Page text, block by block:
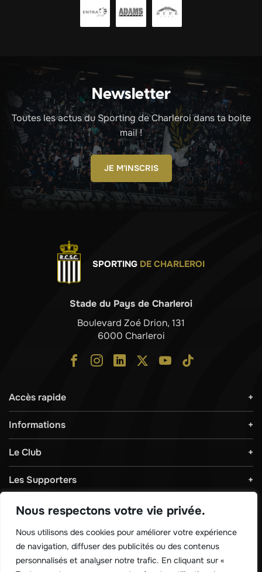
Nous respectons votre vie privée.
Nous utilisons des cookies pour améliorer votre expérience
de navigation, diffuser des publicités ou des contenus
personnalisés et analyser notre trafic. En cliquant sur «
Newsletter
Toutes les actus du Sporting de Charleroi dans ta boite
mail !
JE M'INSCRIS
SPORTING DE CHARLEROI
Stade du Pays de Charleroi
Boulevard Zoé Drion, 131
6000 Charleroi
Accès rapide
Informations
Le Club
Les Supporters
Télécharger notre application !
Règlements & Sécurité